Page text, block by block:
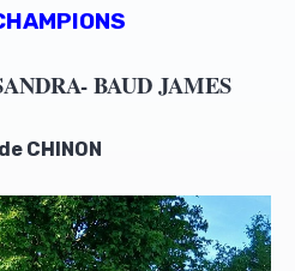
BAUD JAMES
CHINON